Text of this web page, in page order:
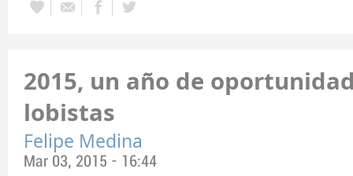
2015, un año de
lobistas
Felipe Medina
Mar 03, 2015 - 16:44